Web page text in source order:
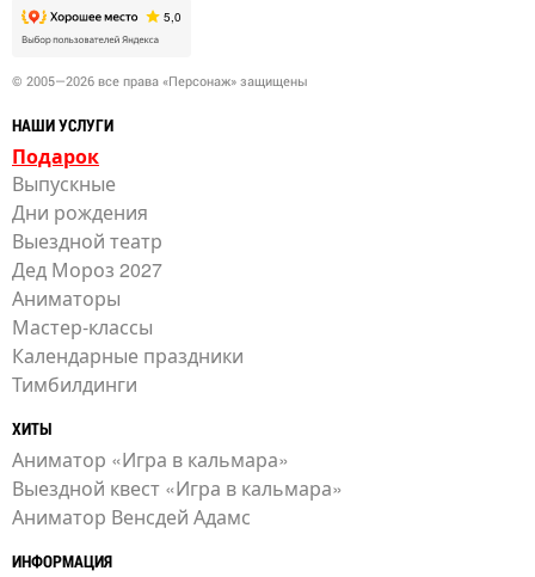
© 2005—2026 все права «Персонаж» защищены
НАШИ УСЛУГИ
Подарок
Выпускные
Дни рождения
Выездной театр
Дед Мороз 2027
Аниматоры
Мастер-классы
Календарные праздники
Тимбилдинги
ХИТЫ
Аниматор «Игра в кальмара»
Выездной квест «Игра в кальмара»
Аниматор Венсдей Адамс
ИНФОРМАЦИЯ